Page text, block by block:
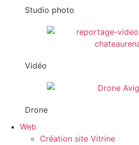
Studio photo
Vidéo
Drone
Web
Création site Vitrine